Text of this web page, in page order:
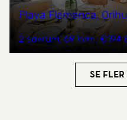
Playa Flamenca,
2 sovrum 69 kvm €194
Se